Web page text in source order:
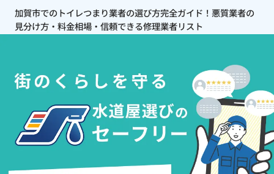
加賀市でのトイレつまり業者の選び方完全ガイド！悪質業者の
見分け方・料金相場・信頼できる修理業者リスト